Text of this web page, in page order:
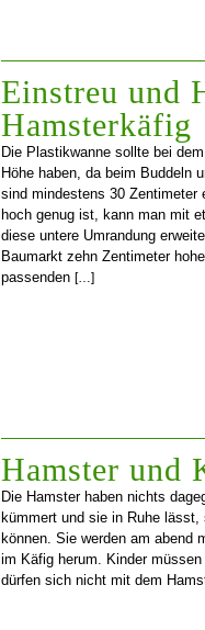
Einstreu und
Hamsterkäfig
Die Plastikwanne sollte bei
Höhe haben, da beim Buddeln
sind mindestens 30 Zentimeter
hoch genug ist, kann man mit
diese untere Umrandung
Baumarkt zehn Zentimeter
passenden […]
Hamster und
Die Hamster haben nichts
kümmert und sie in Ruhe
können. Sie werden am abend
im Käfig herum. Kinder
dürfen sich nicht mit dem